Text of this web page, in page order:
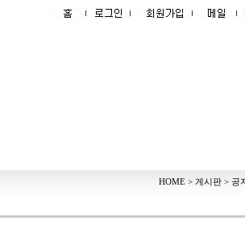
HOME > 게시판 > 공